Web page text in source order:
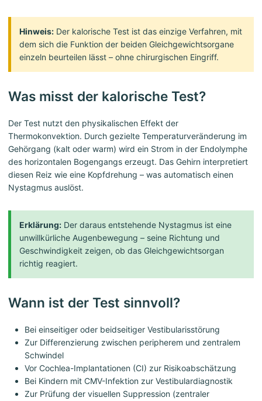
Hinweis: Der kalorische Test ist das einzige Verfahren, mit
dem sich die Funktion der beiden Gleichgewichtsorgane
einzeln beurteilen lässt – ohne chirurgischen Eingriff.
Was misst der kalorische Test?
Der Test nutzt den physikalischen Effekt der
Thermokonvektion. Durch gezielte Temperaturveränderung im
Gehörgang (kalt oder warm) wird ein Strom in der Endolymphe
des horizontalen Bogengangs erzeugt. Das Gehirn interpretiert
diesen Reiz wie eine Kopfdrehung – was automatisch einen
Nystagmus auslöst.
Erklärung: Der daraus entstehende Nystagmus ist eine
unwillkürliche Augenbewegung – seine Richtung und
Geschwindigkeit zeigen, ob das Gleichgewichtsorgan
richtig reagiert.
Wann ist der Test sinnvoll?
Bei einseitiger oder beidseitiger Vestibularisstörung
Zur Differenzierung zwischen peripherem und zentralem
Schwindel
Vor Cochlea-Implantationen (CI) zur Risikoabschätzung
Bei Kindern mit CMV-Infektion zur Vestibulardiagnostik
Zur Prüfung der visuellen Suppression (zentraler